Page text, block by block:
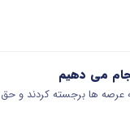
می دهیم
ها برجسته کردند و حق